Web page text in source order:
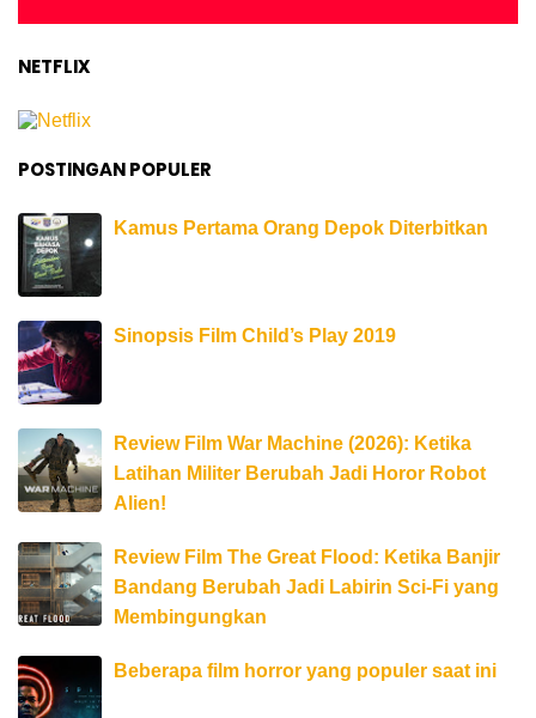
NETFLIX
POSTINGAN POPULER
Kamus Pertama Orang Depok Diterbitkan
Sinopsis Film Child’s Play 2019
Review Film War Machine (2026): Ketika
Latihan Militer Berubah Jadi Horor Robot
Alien!
Review Film The Great Flood: Ketika Banjir
Bandang Berubah Jadi Labirin Sci-Fi yang
Membingungkan
Beberapa film horror yang populer saat ini